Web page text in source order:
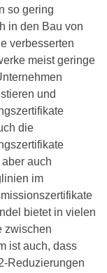
so gering
in den Bau von
verbesserten
meist geringe
und
die
auch
im
bietet in vielen
zwischen
ist auch, dass
Reduzierungen